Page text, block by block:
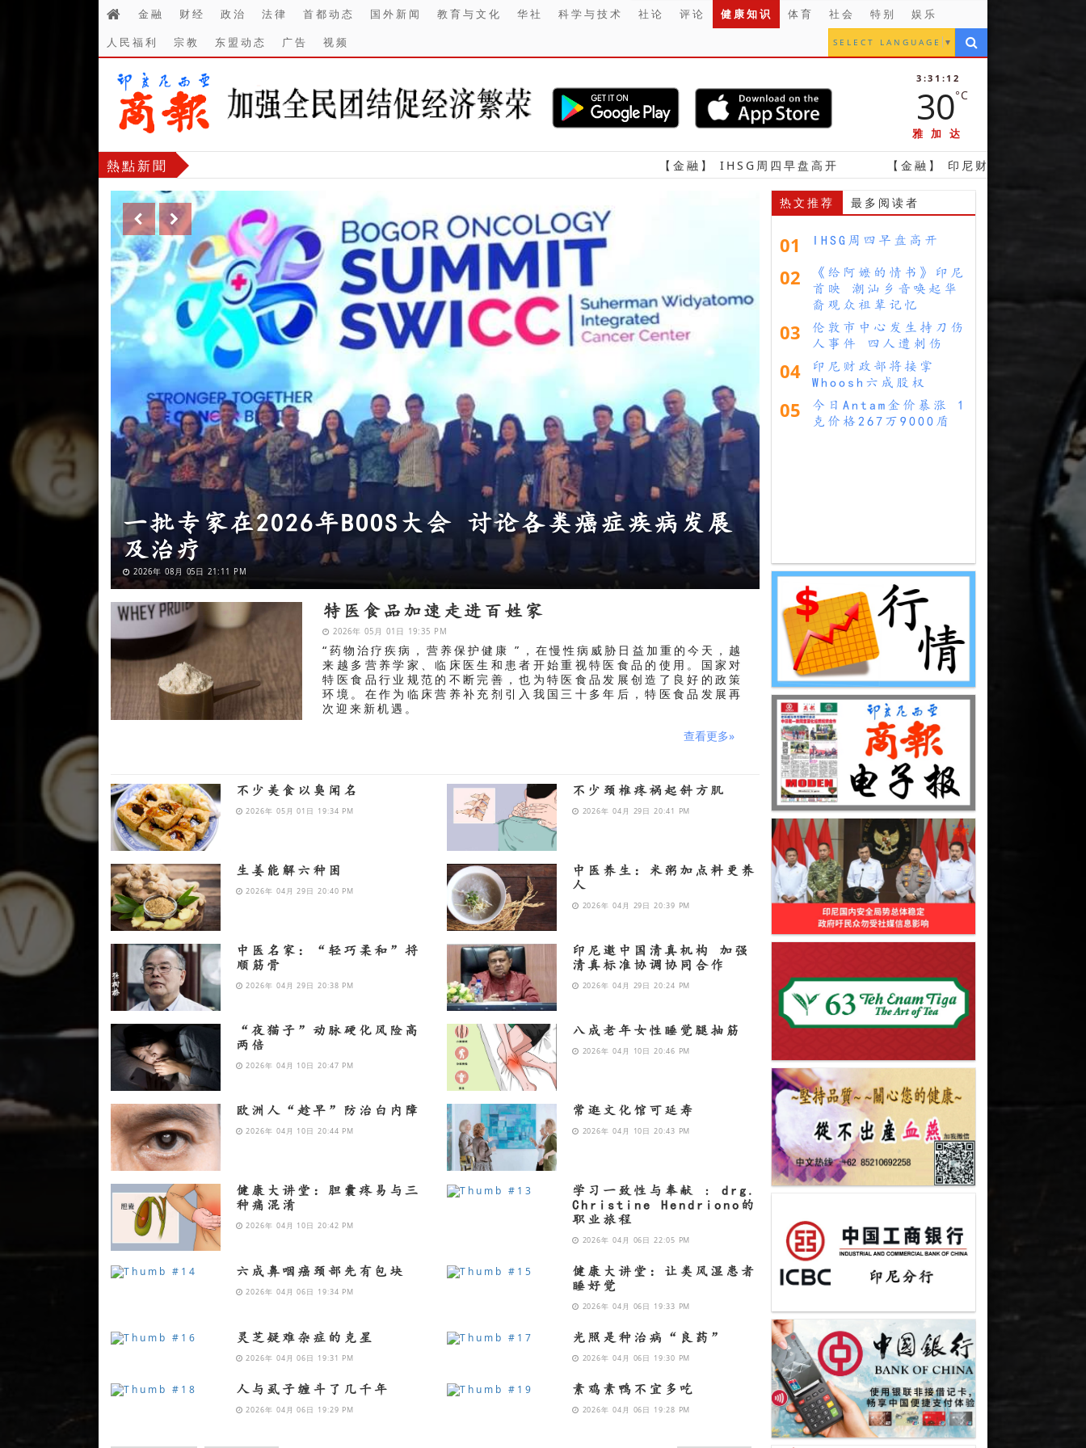
金融 财经 政治 法律 首都动态 国外新闻 教育与文化 华社 科学与技术 社论 评论 健康知识 体育 社会 特别
娱乐
人民福利
宗教 东盟动态 广告 视频 SELECT LANGUAGE ▼
3:31:13
30°C
雅加达
熱點新聞 【金融】 IHSG周四早盘高开 【金融】 印尼财政部将接掌Whoosh六成股
印尼卫生部举办莱梅纳会议 加强初级卫生保健服务
转型
2026年 07月 27日 15:25 PM
特医食品加速走进百姓家
2026年 05月 01日 19:35 PM
“药物治疗疾病，营养保护健康 ”，在慢性病威胁日益加重的今天，越
来越多营养学家、临床医生和患者开始重视特医食品的使用。国家对
特医食品行业规范的不断完善，也为特医食品发展创造了良好的政策
环境。在作为临床营养补充剂引入我国三十多年后，特医食品发展再
次迎来新机遇。
查看更多»
不少美食以臭闻名
2026年 05月 01日 19:34 PM
不少颈椎疼祸起斜方肌
2026年 04月 29日 20:41 PM
生姜能解六种困
2026年 04月 29日 20:40 PM
中医养生：米粥加点料更养
人
2026年 04月 29日 20:39 PM
中医名家：“轻巧柔和”捋
顺筋骨
2026年 04月 29日 20:38 PM
印尼邀中国清真机构 加强
清真标准协调协同合作
2026年 04月 29日 20:24 PM
“夜猫子”动脉硬化风险高
两倍
2026年 04月 10日 20:47 PM
八成老年女性睡觉腿抽筋
2026年 04月 10日 20:46 PM
欧洲人“趁早”防治白内障
2026年 04月 10日 20:44 PM
常逛文化馆可延寿
2026年 04月 10日 20:43 PM
健康大讲堂：胆囊疼易与三
种痛混淆
2026年 04月 10日 20:42 PM
学习一致性与奉献 : drg.
Christine Hendriono的
职业旅程
2026年 04月 06日 22:05 PM
六成鼻咽癌颈部先有包块
2026年 04月 06日 19:34 PM
健康大讲堂：让类风湿患者
睡好觉
2026年 04月 06日 19:33 PM
灵芝疑难杂症的克星
2026年 04月 06日 19:31 PM
光照是种治病“良药”
2026年 04月 06日 19:30 PM
人与虱子缠斗了几千年
2026年 04月 06日 19:29 PM
素鸡素鸭不宜多吃
2026年 04月 06日 19:28 PM
热文推荐 最多阅读者
01 IHSG周四早盘高开
02
《给阿嬷的情书》印尼
首映 潮汕乡音唤起华
裔观众祖辈记忆
03
伦敦市中心发生持刀伤
人事件 四人遭刺伤
04
印尼财政部将接掌
Whoosh六成股权
05
今日Antam金价暴涨 1
克价格267万9000盾